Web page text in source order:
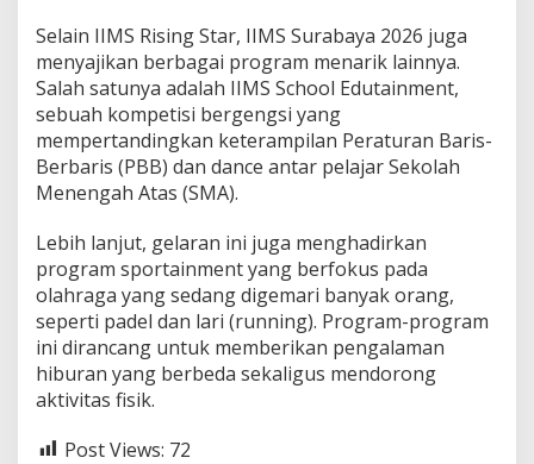
Selain IIMS Rising Star, IIMS Surabaya 2026 juga
menyajikan berbagai program menarik lainnya.
Salah satunya adalah IIMS School Edutainment,
sebuah kompetisi bergengsi yang
mempertandingkan keterampilan Peraturan Baris-
Berbaris (PBB) dan dance antar pelajar Sekolah
Menengah Atas (SMA).
Lebih lanjut, gelaran ini juga menghadirkan
program sportainment yang berfokus pada
olahraga yang sedang digemari banyak orang,
seperti padel dan lari (running). Program-program
ini dirancang untuk memberikan pengalaman
hiburan yang berbeda sekaligus mendorong
aktivitas fisik.
Post Views: 72